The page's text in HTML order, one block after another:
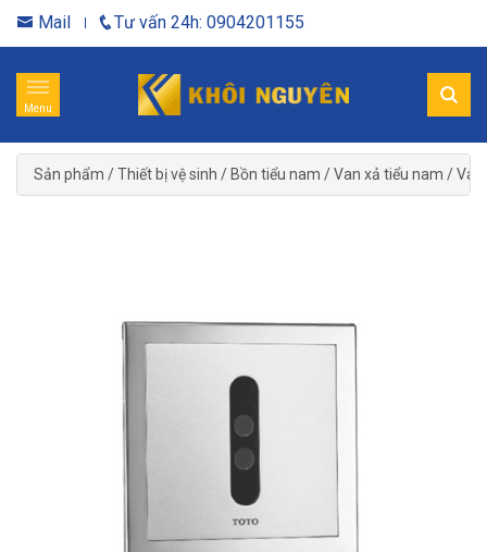
Mail Tư vấn 24h: 0904201155
Menu
Sản phẩm /Thiết bị vệ sinh / Bồn tiểu nam /Van xả tiểu nam /Van